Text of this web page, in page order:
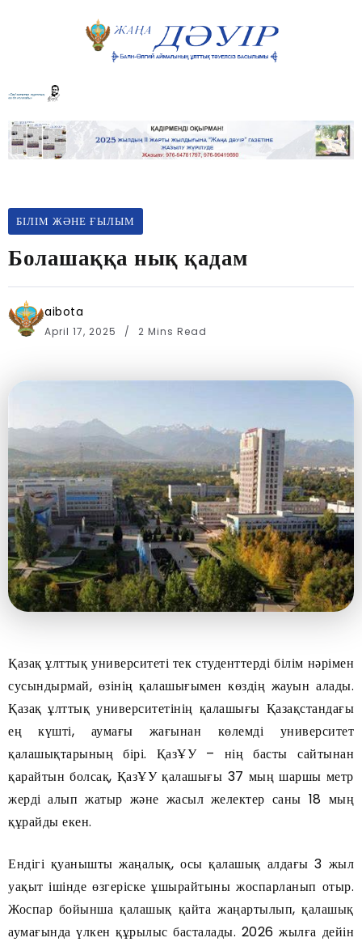
БІЛІМ ЖӘНЕ ҒЫЛЫМ
Болашаққа нық қадам
aibota
April 17, 2025 2 Mins Read
Қазақ ұлттық университеті тек студенттерді білім нәрімен
сусындырмай, өзінің қалашығымен көздің жауын алады.
Қазақ ұлттық университетінің қалашығы Қазақстандағы
ең күшті, аумағы жағынан көлемді университет
қалашықтарының бірі. ҚазҰУ – нің басты сайтынан
қарайтын болсақ, ҚазҰУ қалашығы 37 мың шаршы метр
жерді алып жатыр және жасыл желектер саны 18 мың
құрайды екен.
Ендігі қуанышты жаңалық, осы қалашық алдағы 3 жыл
уақыт ішінде өзгеріске ұшырайтыны жоспарланып отыр.
Жоспар бойынша қалашық қайта жаңартылып, қалашық
аумағында үлкен құрылыс басталады. 2026 жылға дейін